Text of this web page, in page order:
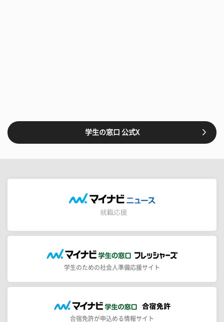
学生の窓口 公式X
学生のための社会人準備応援サイト
合宿免許が申込める情報サイト